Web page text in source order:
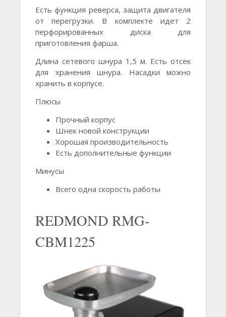
Есть функция реверса, защита двигателя
от перегрузки. В комплекте идет 2
перфорированных диска для
приготовления фарша.
Длина сетевого шнура 1,5 м. Есть отсек
для хранения шнура. Насадки можно
хранить в корпусе.
Плюсы
Прочный корпус
Шнек новой конструкции
Хорошая производительность
Есть дополнительные функции
Минусы
Всего одна скорость работы
REDMOND RMG-
CBM1225